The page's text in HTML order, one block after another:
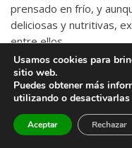
prensado en frío, y
deliciosas y nutritivas,
entre ellos.
Leer Más
Usamos cookies para
sitio web.
Puedes obtener más
utilizando o desactivarlas
Aceptar Rechazar
Open chaty